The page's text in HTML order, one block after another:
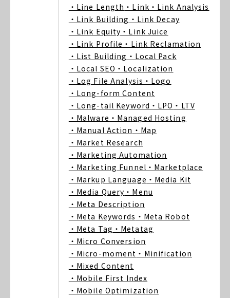
・Line Length ・Link ・Link Analysis
・Link Building ・Link Decay
・Link Equity ・Link Juice
・Link Profile ・Link Reclamation
・List Building ・Local Pack
・Local SEO ・Localization
・Log File Analysis ・Logo
・Long-form Content
・Long-tail Keyword ・LPO ・LTV
・Malware ・Managed Hosting
・Manual Action ・Map
・Market Research
・Marketing Automation
・Marketing Funnel ・Marketplace
・Markup Language ・Media Kit
・Media Query ・Menu
・Meta Description
・Meta Keywords ・Meta Robot
・Meta Tag ・Metatag
・Micro Conversion
・Micro-moment ・Minification
・Mixed Content
・Mobile First Index
・Mobile Optimization